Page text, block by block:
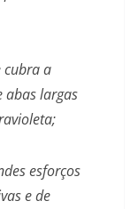
cubra a
abas largas
esforços
e de